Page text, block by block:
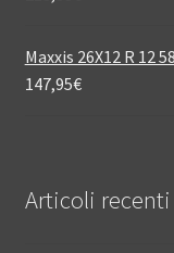
Maxxis 26X12 R 12
147,95€
Articoli recenti